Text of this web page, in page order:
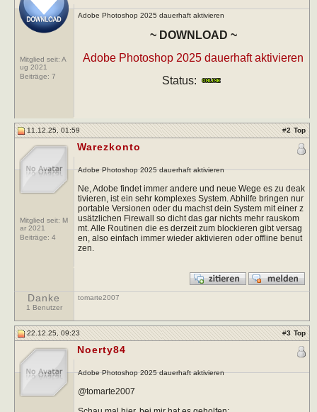
Mitglied seit: A
ug 2021
Beiträge: 7
Adobe Photoshop 2025 dauerhaft aktivieren
~ DOWNLOAD ~
Adobe Photoshop 2025 dauerhaft aktivieren
Status:
11.12.25, 01:59 #2 Top
Mitglied seit: M
ar 2021
Beiträge: 4
Warezkonto
Adobe Photoshop 2025 dauerhaft aktivieren
Ne, Adobe findet immer andere und neue Wege es zu deak
tivieren, ist ein sehr komplexes System. Abhilfe bringen nur
portable Versionen oder du machst dein System mit einer z
usätzlichen Firewall so dicht das gar nichts mehr rauskom
mt. Alle Routinen die es derzeit zum blockieren gibt versag
en, also einfach immer wieder aktivieren oder offline benut
zen.
Danke
1 Benutzer
tomarte2007
22.12.25, 09:23 #3 Top
Noerty84
Adobe Photoshop 2025 dauerhaft aktivieren
@tomarte2007